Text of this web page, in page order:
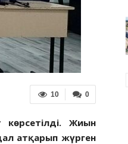
0
10
Жиын
атқарып жүрген